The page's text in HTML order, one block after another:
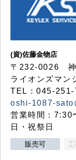
(資)佐藤金物店
〒232-0026 神
ライオンズマ
TEL：045-
oshi-1087-
営業時間：7:30
日・祝祭日
販売可